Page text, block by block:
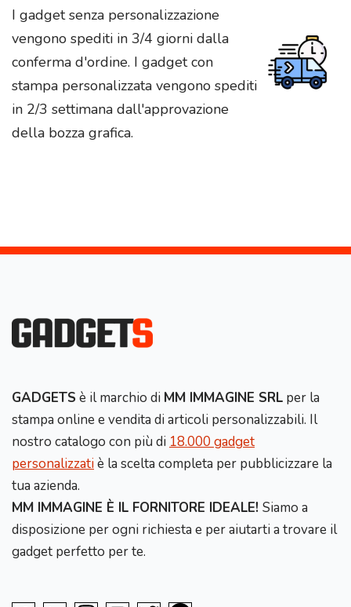
I gadget senza personalizzazione
vengono spediti in 3/4 giorni dalla
conferma d'ordine. I gadget con
stampa personalizzata vengono spediti
in 2/3 settimana dall'approvazione
della bozza grafica.
GADGETS è il marchio di MM IMMAGINE SRL per la
stampa online e vendita di articoli personalizzabili. Il
nostro catalogo con più di 18.000 gadget
personalizzatiè la scelta completa per pubblicizzare la
tua azienda.
MM IMMAGINE È IL FORNITORE IDEALE! Siamo a
disposizione per ogni richiesta e per aiutarti a trovare il
gadget perfetto per te.